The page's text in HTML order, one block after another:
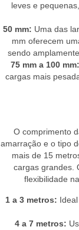
leves e
50 mm: Uma das
mm oferecem
sendo
75 mm a 100 mm:
cargas mais
O comprimento
amarração e o tipo
mais de 15
cargas grandes.
flexibilidade
1 a 3 metros:
4 a 7 metros: